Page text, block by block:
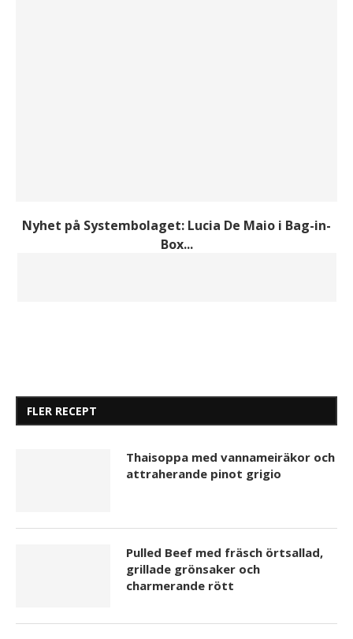
Nyhet på Systembolaget: Lucia De Maio i Bag-in-
Box...
FLER RECEPT
Thaisoppa med vannameiräkor och
attraherande pinot grigio
Pulled Beef med fräsch örtsallad,
grillade grönsaker och
charmerande rött